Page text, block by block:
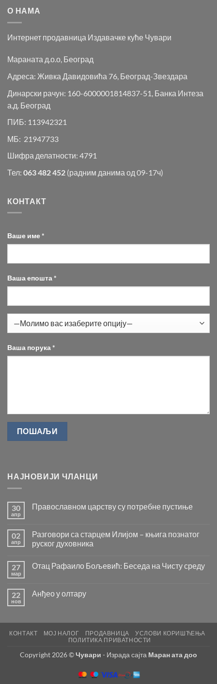
О НАМА
Интернет продавница Издавачке куће Чувари
Мараната д.о.о, Београд
Адреса: Живка Давидовића 76, Београд-Звездара
Динарски рачун: 160-6000001814837-51, Банка Интеза
а.д. Београд
ПИБ: 113942321
МБ: 21947733
Шифра делатности: 4791
Тел: 063 482 452 (радним данима од 09-17ч)
КОНТАКТ
Ваше име *
Ваша епошта *
Ваша порука *
НАЈНОВИЈИ ЧЛАНЦИ
30
апр
Православном царству су потребне пустиње
Православном
царству
су
02
апр
Разговори са старцем Илијом – књига познатог
руског духовника
на
Разговори
Илијом
–
духовника
27
мар
Отац Рафаило Бољевић: Беседа на Чисту среду
Отац
среду
22
нов
Анђео у олтару
Анђео
олтару
КОНТАКТ МОЈ НАЛОГ ПРОДАВНИЦА
УСЛОВИ КОРИШЋЕЊА
ПОЛИТИКА ПРИВАТНОСТИ
Copyright 2026 ©Чувари - Израда сајта Маран ата доо